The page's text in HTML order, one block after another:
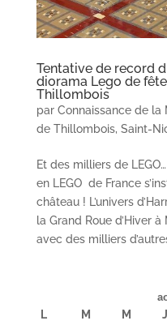
Tentative de record
diorama Lego de
Thillombois
par Connaissance de la
de Thillombois, Saint-
Et des milliers de
en LEGO de France
château ! L’univers
la Grand Roue d’Hiver
avec des milliers
L M M J